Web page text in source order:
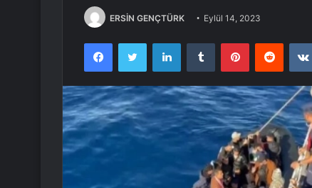
ERSİN GENÇTÜRK Eylül 14, 2023
FacebookTwitter LinkedInTumblr PinterestReddit